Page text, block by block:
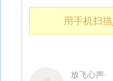
用手机扫描
放飞心声·